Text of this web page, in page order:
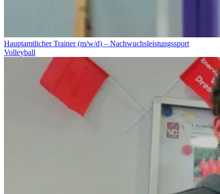
Hauptamtlicher Trainer (m/w/d) – Nachwuchsleistungssport
Volleyball